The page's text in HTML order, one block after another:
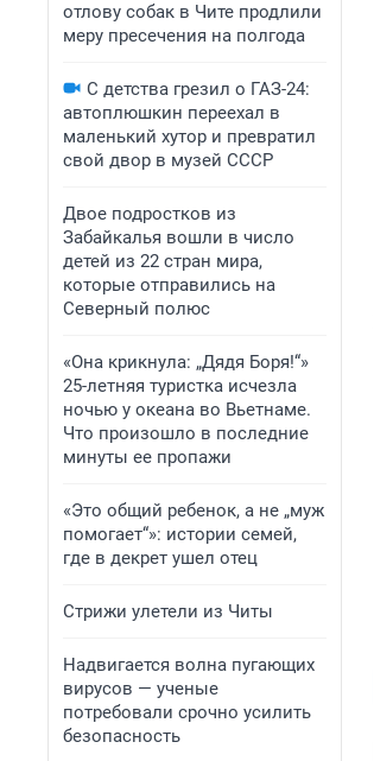
отлову собак в Чите продлили
меру пресечения на полгода
С детства грезил о ГАЗ-24:
автоплюшкин переехал в
маленький хутор и превратил
свой двор в музей СССР
Двое подростков из
Забайкалья вошли в число
детей из 22 стран мира,
которые отправились на
Северный полюс
«Она крикнула: „Дядя Боря!“»
25-летняя туристка исчезла
ночью у океана во Вьетнаме.
Что произошло в последние
минуты ее пропажи
«Это общий ребенок, а не „муж
помогает“»: истории семей,
где в декрет ушел отец
Стрижи улетели из Читы
Надвигается волна пугающих
вирусов — ученые
потребовали срочно усилить
безопасность